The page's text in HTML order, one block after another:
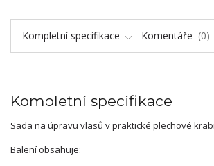
Kompletní specifikace Komentáře 0
Kompletní specifikace
Sada na úpravu vlasů v praktické plechové
Balení obsahuje: